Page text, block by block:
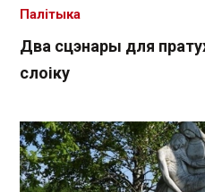
Два сцэнары для
слоіку
Палітыка